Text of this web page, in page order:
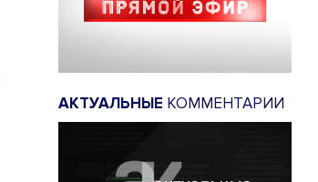
АКТУАЛЬНЫЕ КОММЕНТАРИИ